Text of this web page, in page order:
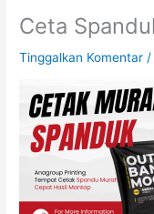
Ceta
Tinggalkan Komentar /